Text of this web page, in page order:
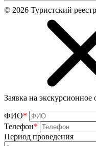
© 2026 Туристский
Заявка на
ФИО*
Телефон*
Период проведения